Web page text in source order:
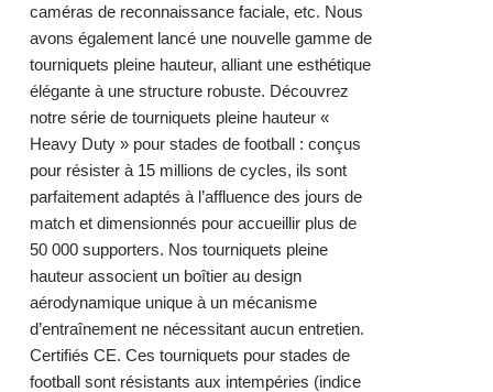
caméras de reconnaissance faciale, etc. Nous
avons également lancé une nouvelle gamme de
tourniquets pleine hauteur, alliant une esthétique
élégante à une structure robuste. Découvrez
notre série de tourniquets pleine hauteur «
Heavy Duty » pour stades de football : conçus
pour résister à 15 millions de cycles, ils sont
parfaitement adaptés à l’affluence des jours de
match et dimensionnés pour accueillir plus de
50 000 supporters. Nos tourniquets pleine
hauteur associent un boîtier au design
aérodynamique unique à un mécanisme
d’entraînement ne nécessitant aucun entretien.
Certifiés CE. Ces tourniquets pour stades de
football sont résistants aux intempéries (indice